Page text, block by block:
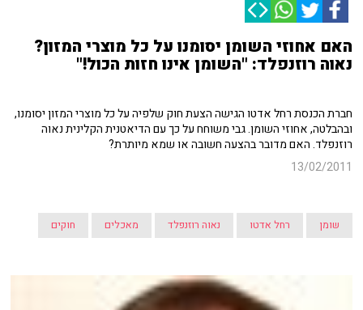
האם אחוזי השומן יסומנו על כל מוצרי המזון?
נאוה רוזנפלד: "השומן אינו חזות הכול!"
חברת הכנסת רחל אדטו הגישה הצעת חוק שלפיה על כל מוצרי המזון יסומנו,
ובהבלטה, אחוזי השומן. גבי משוחח על כך עם הדיאטנית הקלינית נאוה
רוזנפלד. האם מדובר בהצעה חשובה או שמא מיותרת?
13/02/2011
שומן רחל אדטו נאוה רוזנפלד מאכלים חוקים